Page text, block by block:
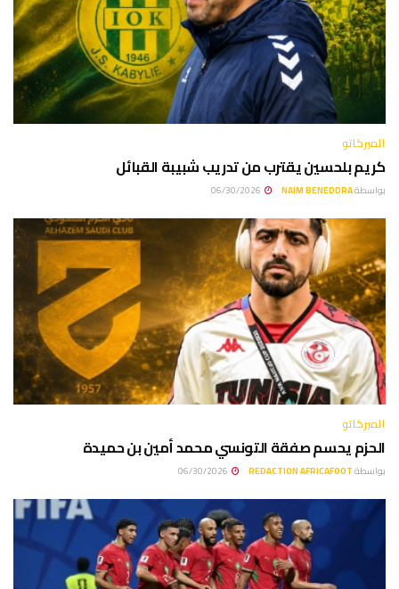
الميركاتو
كريم بلحسين يقترب من تدريب شبيبة القبائل
بواسطةNAIM BENEDDRA
الميركاتو
الحزم يحسم صفقة التونسي محمد أمين بن حميدة
بواسطةREDACTION AFRICAFOOT